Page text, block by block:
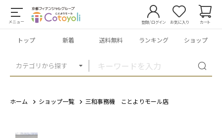
メニュー
カテゴリから探す
登録/ログイン お気に入り カート
トップ 新着 送料無料 ランキング ショップ
ホーム ショップ一覧 三和事務機 ことよりモール店